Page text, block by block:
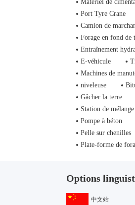
Matériel de
Port Tyre Crane
Camion de
Forage en fond de
Entraînement
E-véhicule
Machines de
niveleuse
Gâcher la terre
Station de
Pompe à béton
Pelle sur chenilles
Plate-forme de
Options
中文站